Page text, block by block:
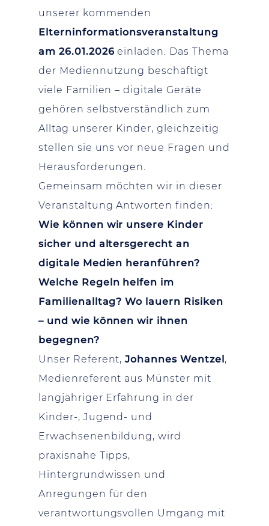
unserer kommenden
Elterninformationsveranstaltung
am 26.01.2026 einladen. Das Thema
der Mediennutzung beschäftigt
viele Familien – digitale Geräte
gehören selbstverständlich zum
Alltag unserer Kinder, gleichzeitig
stellen sie uns vor neue Fragen und
Herausforderungen.
Gemeinsam möchten wir in dieser
Veranstaltung Antworten finden:
Wie können wir unsere Kinder
sicher und altersgerecht an
digitale Medien heranführen?
Welche Regeln helfen im
Familienalltag? Wo lauern Risiken
– und wie können wir ihnen
begegnen?
Unser Referent,Johannes Wentzel,
Medienreferent aus Münster mit
langjähriger Erfahrung in der
Kinder-, Jugend- und
Erwachsenenbildung, wird
praxisnahe Tipps,
Hintergrundwissen und
Anregungen für den
verantwortungsvollen Umgang mit